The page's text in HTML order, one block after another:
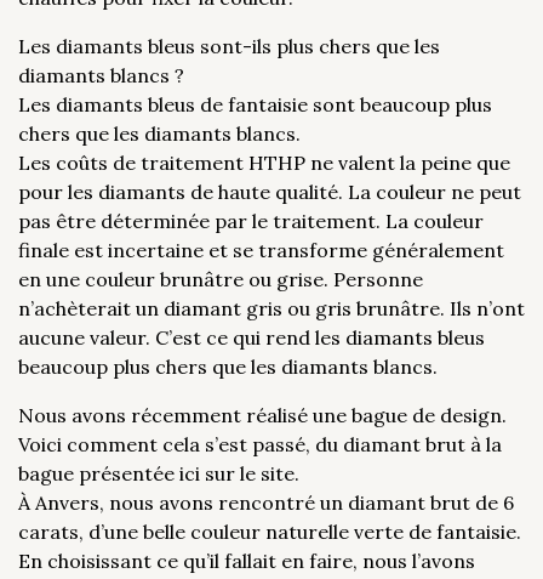
Les diamants bleus sont-ils plus chers que les
diamants blancs ?
Les diamants bleus de fantaisie sont beaucoup plus
chers que les diamants blancs.
Les coûts de traitement HTHP ne valent la peine que
pour les diamants de haute qualité. La couleur ne peut
pas être déterminée par le traitement. La couleur
finale est incertaine et se transforme généralement
en une couleur brunâtre ou grise. Personne
n’achèterait un diamant gris ou gris brunâtre. Ils n’ont
aucune valeur. C’est ce qui rend les diamants bleus
beaucoup plus chers que les diamants blancs.
Nous avons récemment réalisé une bague de design.
Voici comment cela s’est passé, du diamant brut à la
bague présentée ici sur le site.
À Anvers, nous avons rencontré un diamant brut de 6
carats, d’une belle couleur naturelle verte de fantaisie.
En choisissant ce qu’il fallait en faire, nous l’avons